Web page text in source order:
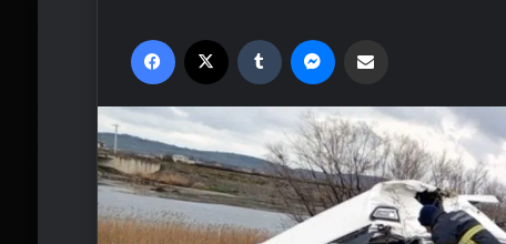
Facebook Tumblr